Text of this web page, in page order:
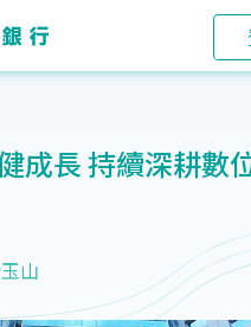
成長 持續深耕數
山